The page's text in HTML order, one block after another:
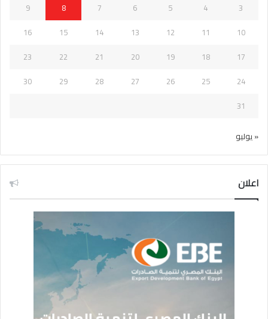
3
4
5
6
7
8
9
10
11
12
13
14
15
16
17
18
19
20
21
22
23
24
25
26
27
28
29
30
31
« يوليو
اعلان